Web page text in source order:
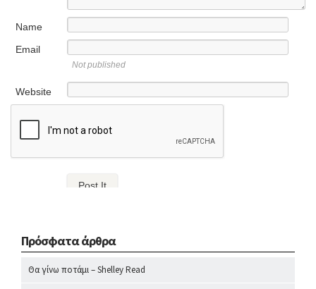
Name
Email
Not published
Website
Πρόσφατα άρθρα
Θα γίνω ποτάμι – Shelley Read